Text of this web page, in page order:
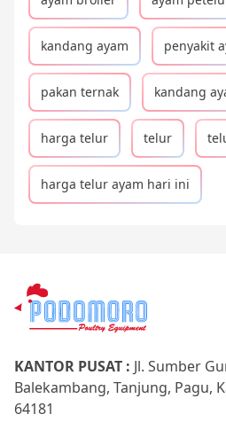
kandang ayam penyakit
pakan ternak kandang
harga telur telur
harga telur ayam hari ini
KANTOR PUSAT : Jl. Sumber
Balekambang, Tanjung, Pagu,
64181